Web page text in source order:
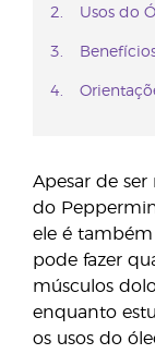
Usos do
Apesar de
do
ele é
pode fazer
músculos
enquanto
os usos do